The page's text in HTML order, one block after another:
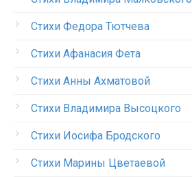
Стихи Федора Тютчева
Стихи Афанасия Фета
Стихи Анны Ахматовой
Стихи Владимира Высоцкого
Стихи Иосифа Бродского
Стихи Марины Цветаевой